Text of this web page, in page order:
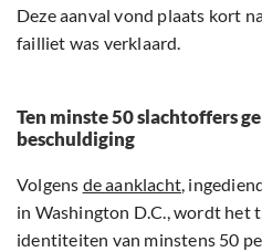
Deze aanval vond plaats kort
failliet was verklaard.
Ten minste 50 slachtoffers
beschuldiging
Volgens de aanklacht,
in Washington D.C., wordt het
identiteiten van minstens 50